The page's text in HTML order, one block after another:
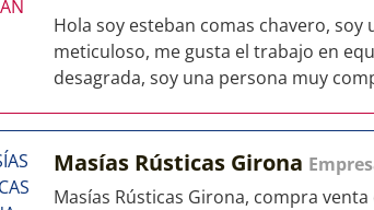
Hola soy esteban comas chavero,
meticuloso, me gusta el trabajo en
desagrada, soy una persona muy
Masías Rústicas Girona
Masías Rústicas Girona, compra